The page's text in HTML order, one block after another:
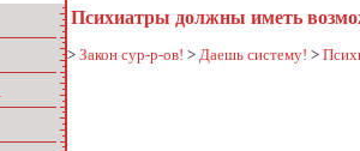
Психиатры должны иметь
> Закон сур-р-ов! > Даешь систему! >